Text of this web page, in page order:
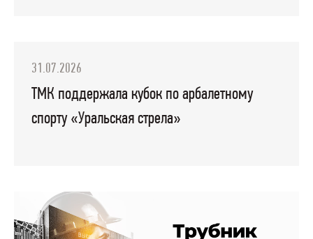
31.07.2026
ТМК поддержала кубок по арбалетному
спорту «Уральская стрела»